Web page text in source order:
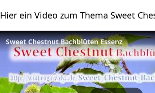
Hier ein Video zum Thema Sweet
Sweet Chestnut Bachblüten Essenz